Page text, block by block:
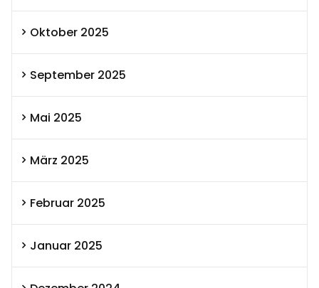
Oktober 2025
September 2025
Mai 2025
März 2025
Februar 2025
Januar 2025